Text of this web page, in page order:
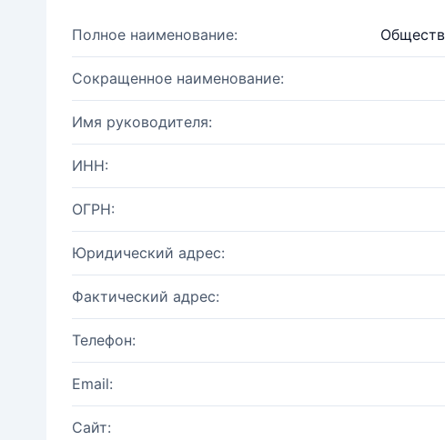
Полное наименование:
Сокращенное наименование:
Имя руководителя:
ИНН:
ОГРН:
Юридический адрес:
Фактический адрес:
Телефон:
Email:
Сайт: